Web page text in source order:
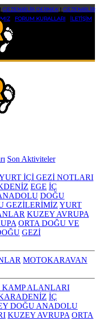
GEZENBİLİR DERNEK| GEZENBİLİR
FORUM KURALLARI İLETİŞİM
Son Aktiviteler
İÇİ GEZİ NOTLARI
EGE İÇ
DOĞU
GEZİLERİMİZ YURT
KUZEY AVRUPA
ORTA DOĞU VE
GEZİ
MOTOKARAVAN
KAMP ALANLARI
İÇ
DOĞU ANADOLU
KUZEY AVRUPA ORTA